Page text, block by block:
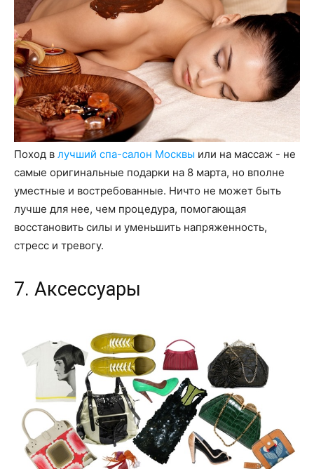
Поход в лучший спа-салон Москвы или на массаж - не
самые оригинальные подарки на 8 марта, но вполне
уместные и востребованные. Ничто не может быть
лучше для нее, чем процедура, помогающая
восстановить силы и уменьшить напряженность,
стресс и тревогу.
7. Аксессуары